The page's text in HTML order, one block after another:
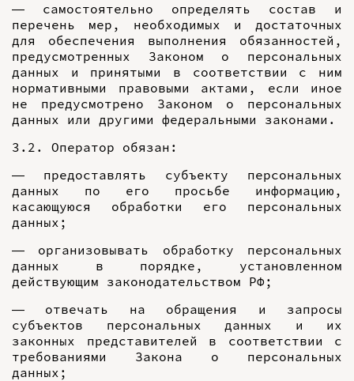
— самостоятельно определять состав и
перечень мер, необходимых и достаточных
для обеспечения выполнения обязанностей,
предусмотренных Законом о персональных
данных и принятыми в соответствии с ним
нормативными правовыми актами, если иное
не предусмотрено Законом о персональных
данных или другими федеральными законами.
3.2. Оператор обязан:
— предоставлять субъекту персональных
данных по его просьбе информацию,
касающуюся обработки его персональных
данных;
— организовывать обработку персональных
данных в порядке, установленном
действующим законодательством РФ;
— отвечать на обращения и запросы
субъектов персональных данных и их
законных представителей в соответствии с
требованиями Закона о персональных
данных;